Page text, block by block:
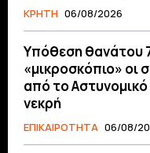
ΚΡΗΤΗ 06/08/2026
Υπόθεση θανάτου
«μικροσκόπιο» οι
από το Αστυνομικό
νεκρή
ΕΠΙΚΑΙΡΟΤΗΤΑ 06/08/